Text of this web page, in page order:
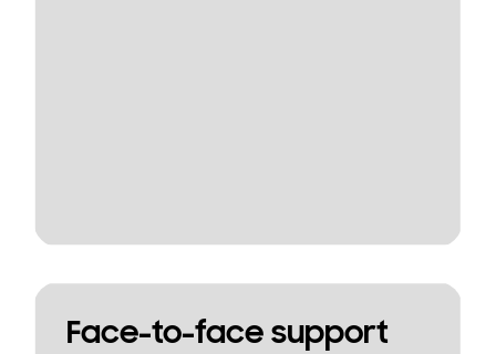
Face-to-face support